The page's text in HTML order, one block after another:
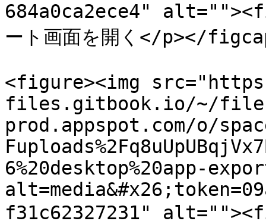
684a0ca2ece4"
ート画面を開く</p></
<figure><img
files.gitbook.io/~/
prod.appspot.com/o/
6%20desktop%20app-
f31c62327231"